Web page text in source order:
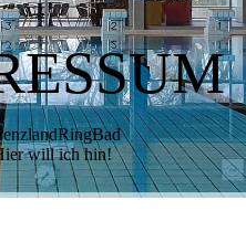
will ich hin!